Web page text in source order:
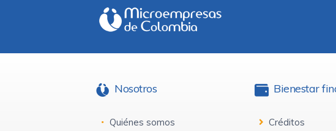
Nosotros
Quiénes somos
Bienestar
Créditos